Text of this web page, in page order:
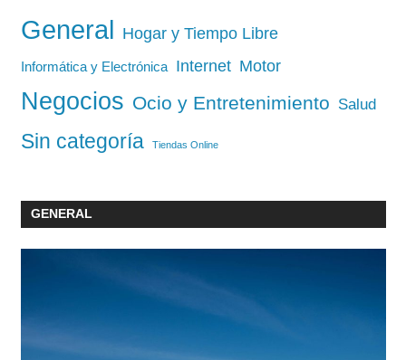
General Hogar y Tiempo Libre
Informática y Electrónica Internet Motor
Negocios Ocio y Entretenimiento Salud
Sin categoría Tiendas Online
GENERAL